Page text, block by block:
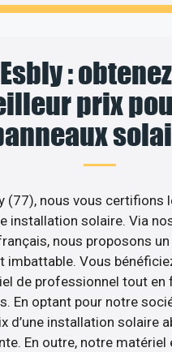
Esbly :
prix
(77), nous vous certifions
installation solaire. Via
nous proposons
imbattable. Vous
de professionnel tout en
En optant pour notre
d’une installation solaire
En outre, notre